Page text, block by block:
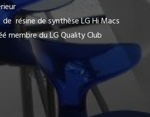
résine de synthèse LG Hi Macs
membre du LG Quality Club